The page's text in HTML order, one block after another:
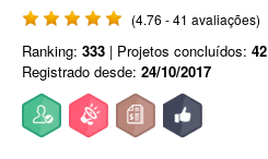
(4.76 - 41 avaliações)
Ranking: 333 | Projetos concluídos: 42
Registrado desde: 24/10/2017